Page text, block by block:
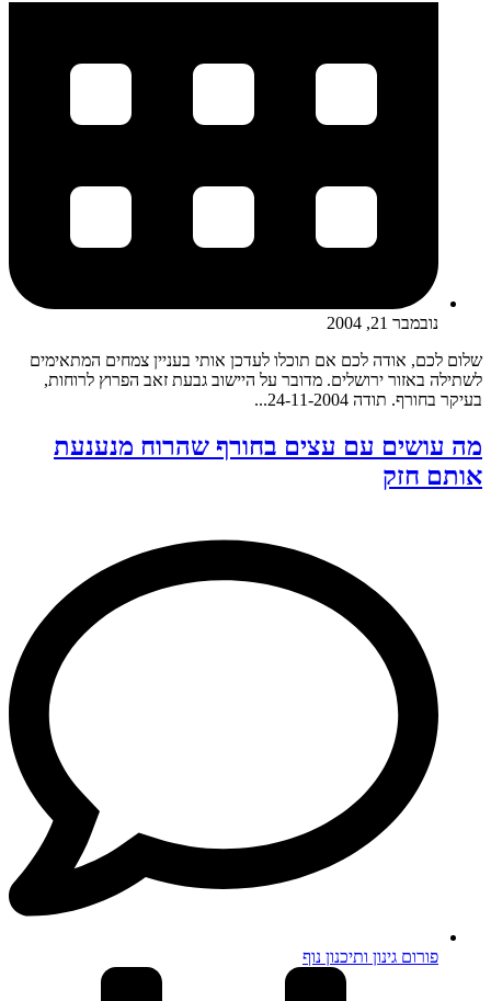
נובמבר 21, 2004
שלום לכם, אודה לכם אם תוכלו לעדכן אותי בעניין צמחים המתאימים
לשתילה באזור ירושלים. מדובר על היישוב גבעת זאב הפרוץ לרוחות,
בעיקר בחורף. תודה 24-11-2004...
מה עושים עם עצים בחורף שהרוח מנענעת
אותם חזק
פורום גינון ותיכנון נוף